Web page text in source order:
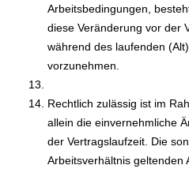
Arbeitsbedingungen,
diese Veränderung vor der
während des laufenden
vorzunehmen.
Rechtlich zulässig ist im
allein die einvernehmliche
der Vertragslaufzeit. Die
Arbeitsverhältnis geltenden